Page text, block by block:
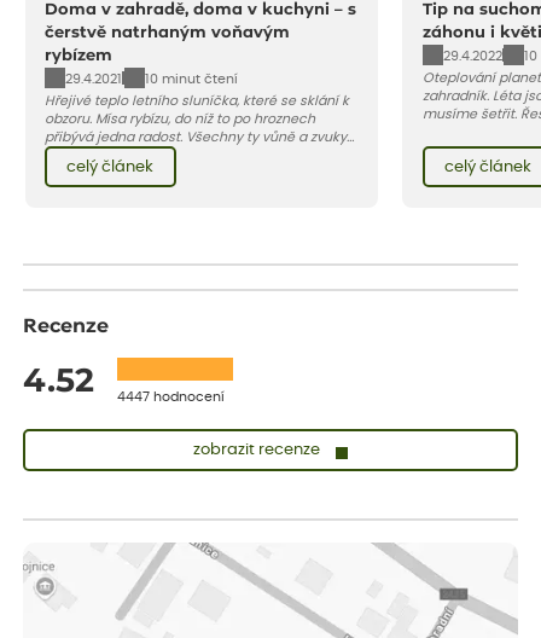
Doma v zahradě, doma v kuchyni – s
čerstvě natrhaným voňavým
rybízem
29.4.2021
10 minut čtení
Hřejivé teplo letního sluníčka, které se sklání k
obzoru. Mísa rybízu, do níž to po hroznech
přibývá jedna radost. Všechny ty vůně a zvuky
červencové zahrady. Sklizeň rybízu do kuchyně
vnese neuvěřitelný klid a radost. A taky trochu
bezstarostnosti dětství při mlsání babiččina
celý článek
Tip na
záhonu i
29.4.2022
Oteplování
zahradník. Léta
musíme šetřit.
kterým tyto
barevný záhon
si přát…
celý článek
Recenze
4.52 4447 hodnocení
zobrazit recenze
vše v naprostém pořádku
ověřený nákup dnes